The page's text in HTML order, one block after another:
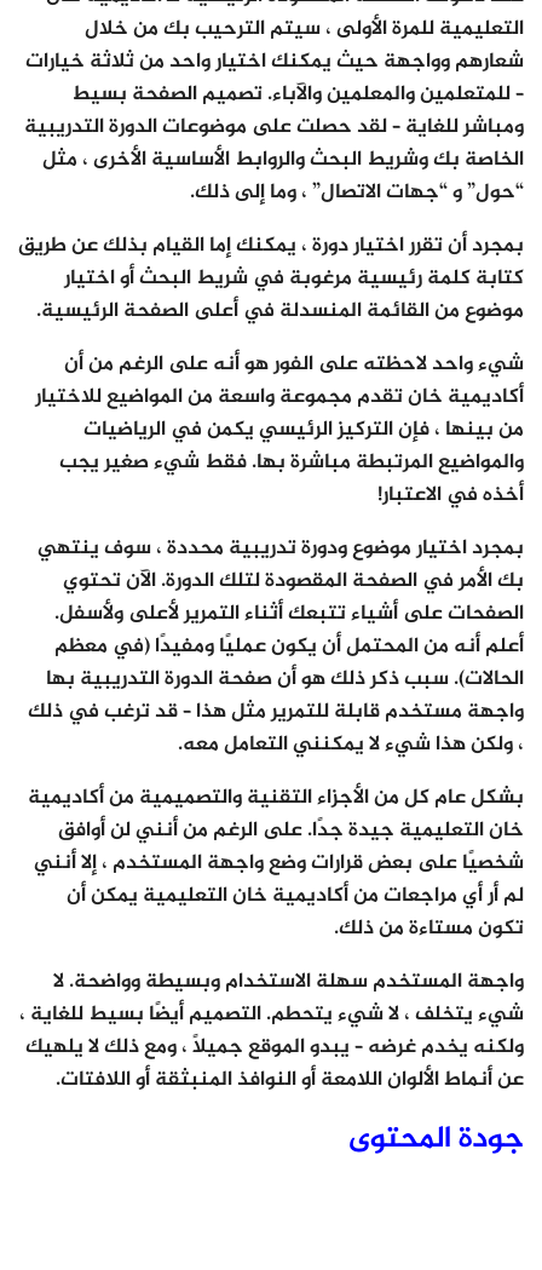
التعليمية للمرة الأولى ، سيتم الترحيب بك من خلال
شعارهم وواجهة حيث يمكنك اختيار واحد من ثلاثة خيارات
– للمتعلمين والمعلمين والآباء. تصميم الصفحة بسيط
ومباشر للغاية – لقد حصلت على موضوعات الدورة التدريبية
الخاصة بك وشريط البحث والروابط الأساسية الأخرى ، مثل
“حول” و “جهات الاتصال” ، وما إلى ذلك.
بمجرد أن تقرر اختيار دورة ، يمكنك إما القيام بذلك عن طريق
كتابة كلمة رئيسية مرغوبة في شريط البحث أو اختيار
موضوع من القائمة المنسدلة في أعلى الصفحة الرئيسية.
شيء واحد لاحظته على الفور هو أنه على الرغم من أن
أكاديمية خان تقدم مجموعة واسعة من المواضيع للاختيار
من بينها ، فإن التركيز الرئيسي يكمن في الرياضيات
والمواضيع المرتبطة مباشرة بها. فقط شيء صغير يجب
أخذه في الاعتبار!
بمجرد اختيار موضوع ودورة تدريبية محددة ، سوف ينتهي
بك الأمر في الصفحة المقصودة لتلك الدورة. الآن تحتوي
الصفحات على أشياء تتبعك أثناء التمرير لأعلى ولأسفل.
أعلم أنه من المحتمل أن يكون عمليًا ومفيدًا (في معظم
الحالات). سبب ذكر ذلك هو أن صفحة الدورة التدريبية بها
واجهة مستخدم قابلة للتمرير مثل هذا – قد ترغب في ذلك
، ولكن هذا شيء لا يمكنني التعامل معه.
بشكل عام كل من الأجزاء التقنية والتصميمية من أكاديمية
خان التعليمية جيدة جدًا. على الرغم من أنني لن أوافق
شخصيًا على بعض قرارات وضع واجهة المستخدم ، إلا أنني
لم أر أي مراجعات من أكاديمية خان التعليمية يمكن أن
تكون مستاءة من ذلك.
واجهة المستخدم سهلة الاستخدام وبسيطة وواضحة. لا
شيء يتخلف ، لا شيء يتحطم. التصميم أيضًا بسيط للغاية ،
ولكنه يخدم غرضه – يبدو الموقع جميلًا ، ومع ذلك لا يلهيك
عن أنماط الألوان اللامعة أو النوافذ المنبثقة أو اللافتات.
جودة المحتوى